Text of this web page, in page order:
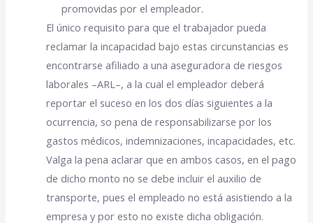
promovidas por el empleador.
El único requisito para que el trabajador pueda
reclamar la incapacidad bajo estas circunstancias es
encontrarse afiliado a una aseguradora de riesgos
laborales –ARL–, a la cual el empleador deberá
reportar el suceso en los dos días siguientes a la
ocurrencia, so pena de responsabilizarse por los
gastos médicos, indemnizaciones, incapacidades, etc.
Valga la pena aclarar que en ambos casos, en el pago
de dicho monto no se debe incluir el auxilio de
transporte, pues el empleado no está asistiendo a la
empresa y por esto no existe dicha obligación.